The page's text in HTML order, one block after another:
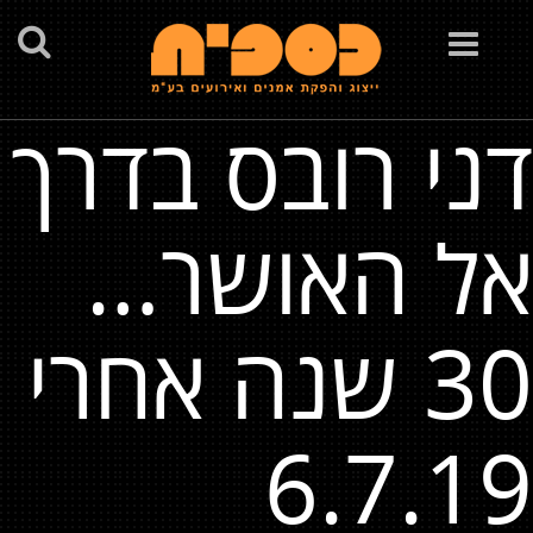
Toggle
navigation
דני רובס בדרך
אל האושר…
30 שנה אחרי
6.7.19